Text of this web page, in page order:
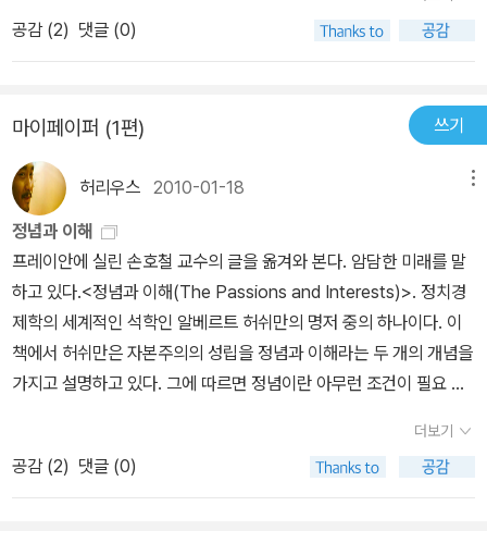
보여줄 수 있다.....이 가상적인 손실(자신이 이탈했을 경우 사회 전체
에 미칠 추가의 상황 학화가 수반할 예상 손실)을 피할 수 있게 하는
것이 충성파 행동의 편익....이탈에 실패한 기간이 길면 길수록 이탈을
조직에 남아있어야 한다는 신념이 시간이 지날수록 더욱 강고해진다.
-141쪽흔히 이런 사고는 기회주의를 사후적으로 정당화시킨다.(허쉬
만은 여기서 항의의 의미로 사임했어야 하는 상황에서 사임하지 않고
행동하는 이들의 기회주의를 지적하고 있다. p. 157에서 다음과 같이
언급한다. '기회주의가 공식적인 의무감으로 합리화될 수 있다. 더 미
화하자마면 비밀스런 순교라는 가면을 쓸 수 있다는 것이다.')-142쪽
공공재의 경우 완전할 이탈이 불가능하므로 우리는 지속적으로 '관심
을 갖는다'....이제 이탈하는 것은 항의로 사임하는 것을 뜻하게 되며,
일반적으로 변화를 위해 내부에서 투쟁하는 것이 아니라 외부로부터
이탈 사이의 문제라기보다는 조직 내의 항의와 (이탈 후) 조직 외부로
부터의 항의 사이의 문제이다. 그러므로 이탈의 결정은 다음과 같이
완전히 새로운 질문에 달려있게 된다. 즉, 내부에 남아 정책을 변화시
공감 (2) 댓글 (0)
마이페이퍼 (1편) 쓰기
허리우스 2010-01-18
정념과 이해
프레이안에 실린 손호철 교수의 글을 옮겨와 본다. 암담한 미래를 말
하고 있다.<정념과 이해(The Passions and Interests)>. 정치경
제학의 세계적인 석학인 알베르트 허쉬만의 명저 중의 하나이다. 이
책에서 허쉬만은 자본주의의 성립을 정념과 이해라는 두 개의 개념을
가지고 설명하고 있다. 그에 따르면 정념이란 아무런 조건이 필요 없
과 이해득실을 의미하는 바, 자본주의의 성립은 이해관계가 지배적이
되면서 정념이 뒷전으로 밀려나는, 이해에 의한 정념의 좌절의 역사
라는 것이다.세종시 문제를 바라보면서 문득 떠오른 것이 바로 허쉬
더보기
공감 (2) 댓글 (0)